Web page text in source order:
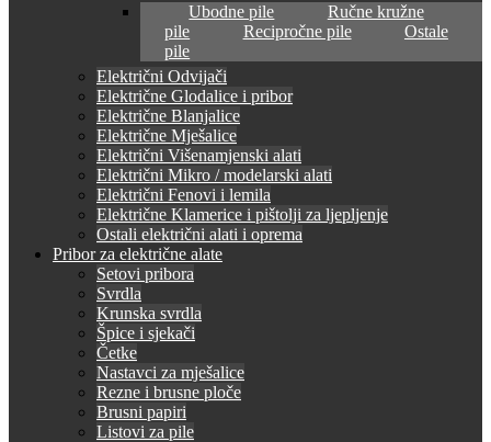
Ubodne pile
Ručne kružne
pile
Recipročne pile
Ostale
pile
Električni Odvijači
Električne Glodalice i pribor
Električne Blanjalice
Električne Mješalice
Električni Višenamjenski alati
Električni Mikro / modelarski alati
Električni Fenovi i lemila
Električne Klamerice i pištolji za ljepljenje
Ostali električni alati i oprema
Pribor za električne alate
Setovi pribora
Svrdla
Krunska svrdla
Špice i sjekači
Četke
Nastavci za mješalice
Rezne i brusne ploče
Brusni papiri
Listovi za pile